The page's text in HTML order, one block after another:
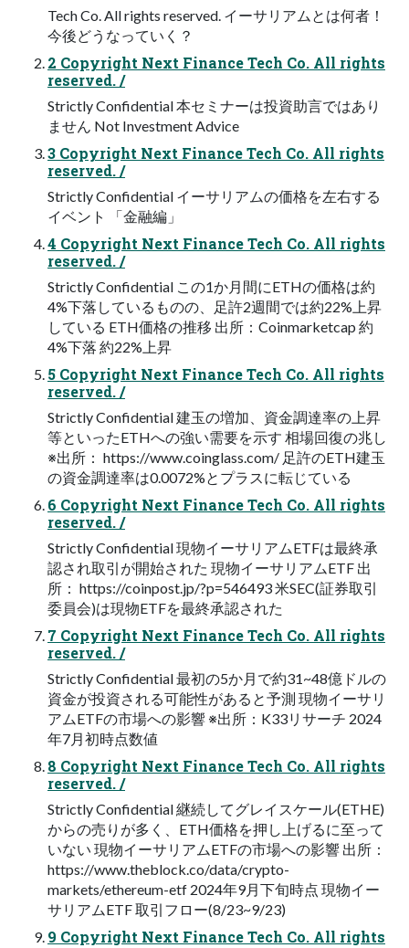
Tech Co. All rights reserved. イーサリアムとは何者！
今後どうなっていく？
2 Copyright Next Finance Tech Co. All rights
reserved. /
Strictly Confidential 本セミナーは投資助言ではあり
ません Not Investment Advice
3 Copyright Next Finance Tech Co. All rights
reserved. /
Strictly Confidential イーサリアムの価格を左右する
イベント 「金融編」
4 Copyright Next Finance Tech Co. All rights
reserved. /
Strictly Confidential この1か月間にETHの価格は約
4%下落しているものの、足許2週間では約22%上昇
している ETH価格の推移 出所：Coinmarketcap 約
4%下落 約22%上昇
5 Copyright Next Finance Tech Co. All rights
reserved. /
Strictly Confidential 建玉の増加、資金調達率の上昇
等といったETHへの強い需要を示す 相場回復の兆し
※出所： https://www.coinglass.com/ 足許のETH建玉
の資金調達率は0.0072%とプラスに転じている
6 Copyright Next Finance Tech Co. All rights
reserved. /
Strictly Confidential 現物イーサリアムETFは最終承
認され取引が開始された 現物イーサリアムETF 出
所： https://coinpost.jp/?p=546493 米SEC(証券取引
委員会)は現物ETFを最終承認された
7 Copyright Next Finance Tech Co. All rights
reserved. /
Strictly Confidential 最初の5か月で約31~48億ドルの
資金が投資される可能性があると予測 現物イーサリ
アムETFの市場への影響 ※出所：K33リサーチ 2024
年7月初時点数値
8 Copyright Next Finance Tech Co. All rights
reserved. /
Strictly Confidential 継続してグレイスケール(ETHE)
からの売りが多く、ETH価格を押し上げるに至って
いない 現物イーサリアムETFの市場への影響 出所：
https://www.theblock.co/data/crypto-
markets/ethereum-etf 2024年9月下旬時点 現物イー
サリアムETF 取引フロー(8/23~9/23)
9 Copyright Next Finance Tech Co. All rights